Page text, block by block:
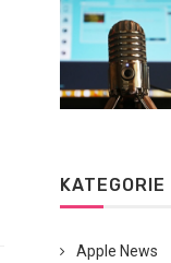
KATEGORIE
Apple News